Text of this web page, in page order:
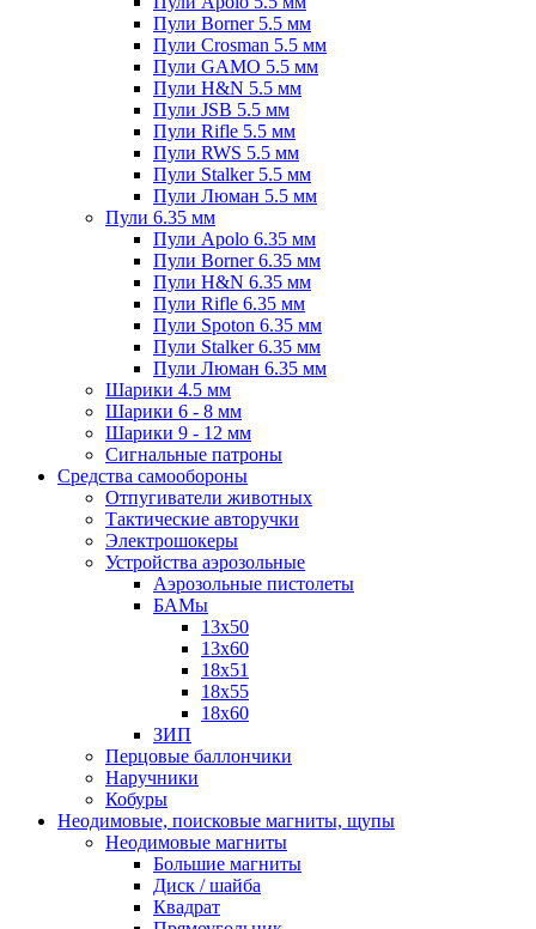
Пули Borner 5.5 мм
Пули Crosman 5.5 мм
Пули GAMO 5.5 мм
Пули H&N 5.5 мм
Пули JSB 5.5 мм
Пули Rifle 5.5 мм
Пули RWS 5.5 мм
Пули Stalker 5.5 мм
Пули Люман 5.5 мм
Пули 6.35 мм
Пули Apolo 6.35 мм
Пули Borner 6.35 мм
Пули H&N 6.35 мм
Пули Rifle 6.35 мм
Пули Spoton 6.35 мм
Пули Stalker 6.35 мм
Пули Люман 6.35 мм
Шарики 4.5 мм
Шарики 6 - 8 мм
Шарики 9 - 12 мм
Сигнальные патроны
Средства самообороны
Отпугиватели животных
Тактические авторучки
Электрошокеры
Устройства аэрозольные
Аэрозольные пистолеты
БАМы
13х50
13х60
18х51
18х55
18х60
ЗИП
Перцовые баллончики
Наручники
Кобуры
Неодимовые, поисковые магниты, щупы
Неодимовые магниты
Большие магниты
Диск / шайба
Квадрат